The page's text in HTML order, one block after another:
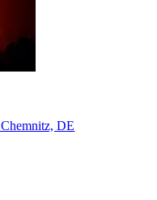
Chemnitz, DE